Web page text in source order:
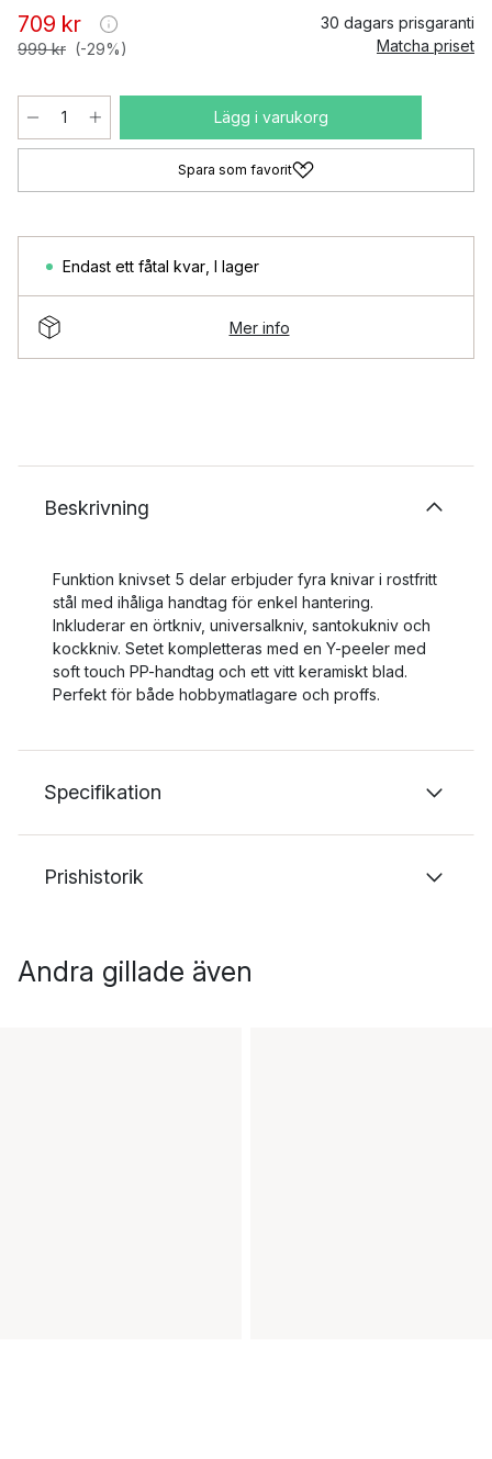
709 kr
999 kr (-29%)
30 dagars prisgaranti
Matcha priset
Lägg i varukorg
Spara som favorit
Endast ett fåtal kvar I lager
Mer info
Beskrivning
Funktion knivset 5 delar erbjuder fyra knivar i rostfritt
stål med ihåliga handtag för enkel hantering.
Inkluderar en örtkniv, universalkniv, santokukniv och
kockkniv. Setet kompletteras med en Y-peeler med
soft touch PP-handtag och ett vitt keramiskt blad.
Perfekt för både hobbymatlagare och proffs.
Specifikation
Prishistorik
Andra gillade även